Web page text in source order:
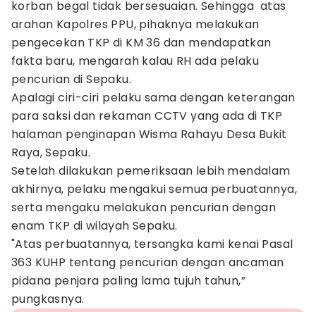
korban begal tidak bersesuaian. Sehingga atas
arahan Kapolres PPU, pihaknya melakukan
pengecekan TKP di KM 36 dan mendapatkan
fakta baru, mengarah kalau RH ada pelaku
pencurian di Sepaku.
Apalagi ciri-ciri pelaku sama dengan keterangan
para saksi dan rekaman CCTV yang ada di TKP
halaman penginapan Wisma Rahayu Desa Bukit
Raya, Sepaku.
Setelah dilakukan pemeriksaan lebih mendalam
akhirnya, pelaku mengakui semua perbuatannya,
serta mengaku melakukan pencurian dengan
enam TKP di wilayah Sepaku.
"Atas perbuatannya, tersangka kami kenai Pasal
363 KUHP tentang pencurian dengan ancaman
pidana penjara paling lama tujuh tahun,”
pungkasnya.